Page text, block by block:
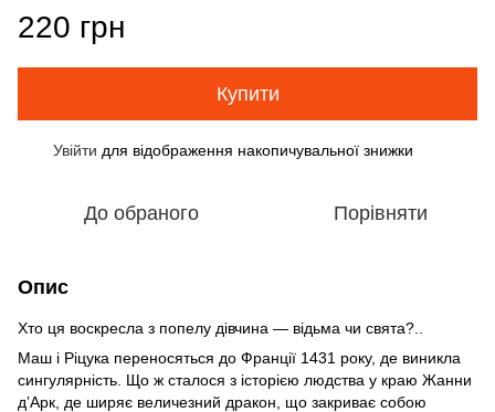
220 грн
Купити
Увійти для відображення накопичувальної знижки
До обраного Порівняти
Опис
Хто ця воскресла з попелу дівчина — відьма чи свята?..
Маш і Ріцука переносяться до Франції 1431 року, де виникла
сингулярність. Що ж сталося з історією людства у краю Жанни
дʼАрк, де ширяє величезний дракон, що закриває собою